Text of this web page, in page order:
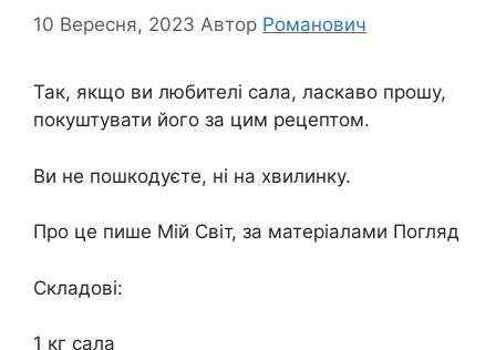
10 Вересня, 2023 Автор Романович
Так, якщо ви любителі сала, ласкаво прошу,
покуштувати його за цим рецептом.
Ви не пошкодуєте, ні на хвилинку.
Про це пише Мій Світ, за матеріалами Погляд
Складові:
1 кг сала